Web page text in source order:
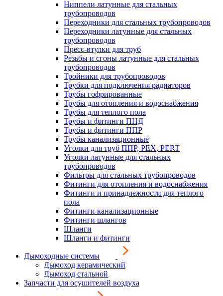
Ниппели латунные для стальных
трубопроводов
Переходники для стальных трубопроводов
Переходники латунные для стальных
трубопроводов
Пресс-втулки для труб
Резьбы и сгоны латунные для стальных
трубопроводов
Тройники для трубопроводов
Трубки для подключения радиаторов
Трубы гофрированные
Трубы для отопления и водоснабжения
Трубы для теплого пола
Трубы и фитинги ПНД
Трубы и фитинги ППР
Трубы канализационные
Уголки для труб ППР, PEX, PERT
Уголки латунные для стальных
трубопроводов
Фильтры для стальных трубопроводов
Фитинги для отопления и водоснабжения
Фитинги и принадлежности для теплого
пола
Фитинги канализационные
Фитинги шлангов
Шланги
Шланги и фитинги
Дымоходные системы
Дымоход керамический
Дымоход стальной
Запчасти для осушителей воздуха